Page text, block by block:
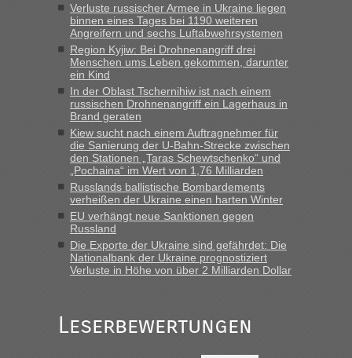
„Gestern 6 Stunden warten vor der Grenze Richtung Polen
in Krakowez mit dem Kleinbus. Abfertigung ging dann
schnell da auch Passagiere mit EU-Pass dabei waren“
Bernd D-UAinBerichte und Reisetipps • Re: An
welchem Grenzübergang zwischen Polen und
der Ukraine geht es am schnellsten?
„Bin am Montag 15.6.26 um 8 Uhr in Urgyniw ausgereist,
das erste Mal an einem Montagmorgen ca. 15 Fahrzeuge
vor mir, bin sonst der Erste oder Zweite, egal, nach ca 20
Minuten wurde dann die nächste Welle...“
Berichte und Reisetipps • Re: An welchem
Grenzübergang zwischen Polen und der Ukraine
geht es am schnellsten?
„Derzeit, ist es überall sehr voll an den Grenzen Ukraine/
Verluste russischer Armee in Ukraine liegen
binnen eines Tages bei 1190 weiteren
Angreifern und sechs Luftabwehrsystemen
Region Kyjiw: Bei Drohnenangriff drei
Menschen ums Leben gekommen, darunter
ein Kind
In der Oblast Tschernihiw ist nach einem
russischen Drohnenangriff ein Lagerhaus in
Brand geraten
Kiew sucht nach einem Auftragnehmer für
die Sanierung der U-Bahn-Strecke zwischen
den Stationen „Taras Schewtschenko“ und
„Pochaina“ im Wert von 1,76 Milliarden
Russlands ballistische Bombardements
verheißen der Ukraine einen harten Winter
EU verhängt neue Sanktionen gegen
Russland
Die Exporte der Ukraine sind gefährdet: Die
Nationalbank der Ukraine prognostiziert
Verluste in Höhe von über 2 Milliarden Dollar
Leserbewertungen